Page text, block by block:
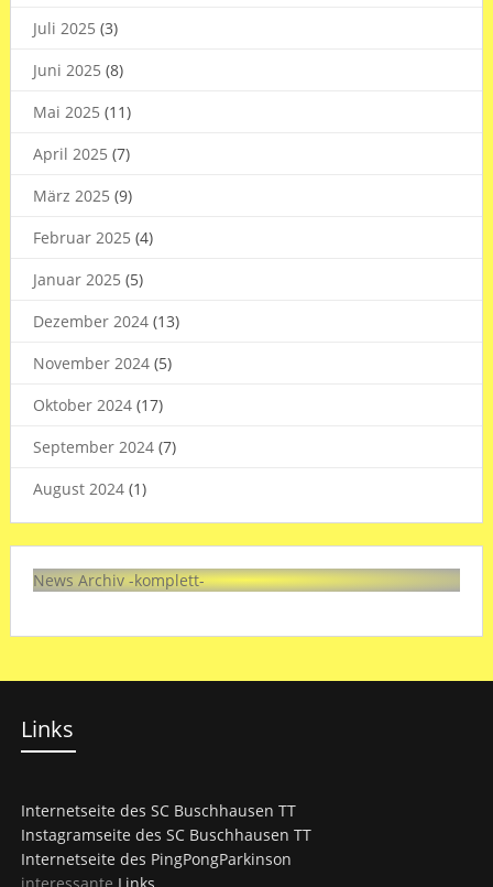
Juli 2025 (3)
Juni 2025 (8)
Mai 2025 (11)
April 2025 (7)
März 2025 (9)
Februar 2025 (4)
Januar 2025 (5)
Dezember 2024(13)
November 2024(5)
Oktober 2024(17)
September 2024(7)
August 2024(1)
News Archiv -komplett-
Links
Internetseite des SC Buschhausen TT
Instagramseite des SC Buschhausen TT
Internetseite des PingPongParkinson